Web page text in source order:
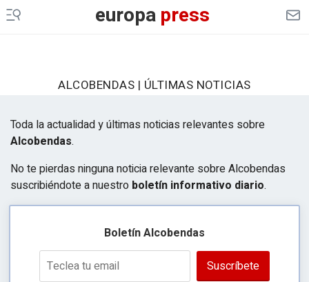
europapress
ALCOBENDAS | ÚLTIMAS NOTICIAS
Toda la actualidad y últimas noticias relevantes sobre
Alcobendas.
No te pierdas ninguna noticia relevante sobre Alcobendas
suscribiéndote a nuestro boletín informativo diario.
Boletín Alcobendas
Suscríbete